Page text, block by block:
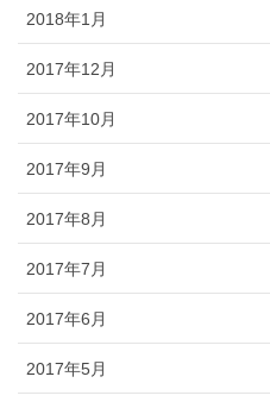
2018年1月
2017年12月
2017年10月
2017年9月
2017年8月
2017年7月
2017年6月
2017年5月